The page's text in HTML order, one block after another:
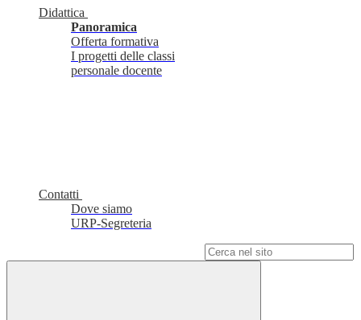
Didattica
Panoramica
Offerta formativa
I progetti delle classi
personale docente
Contatti
Dove siamo
URP-Segreteria